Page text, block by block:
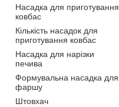
Насадка для приготування
ковбас
Кількість насадок для
приготування ковбас
Насадка для нарізки
печива
Формувальна насадка для
фаршу
Штовхач